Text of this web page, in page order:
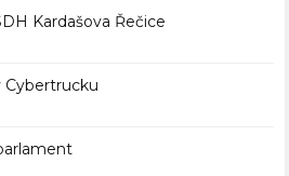
Kardašova Řečice
Cybertrucku